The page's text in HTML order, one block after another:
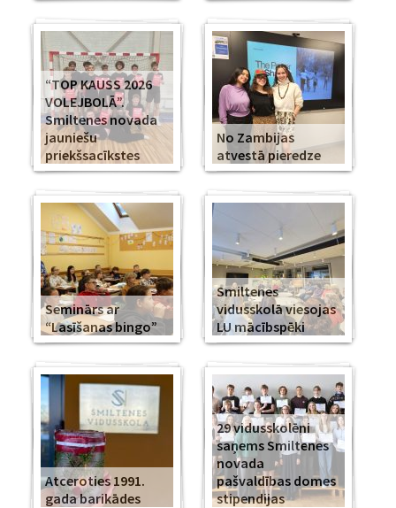
“TOP KAUSS 2026
VOLEJBOLĀ”.
Smiltenes novada
jauniešu
priekšsacīkstes
No Zambijas
atvestā pieredze
Seminārs ar
“Lasīšanas bingo”
Smiltenes
vidusskolā viesojas
LU mācībspēki
Atceroties 1991.
gada barikādes
29 vidusskolēni
saņems Smiltenes
novada
pašvaldības domes
stipendijas